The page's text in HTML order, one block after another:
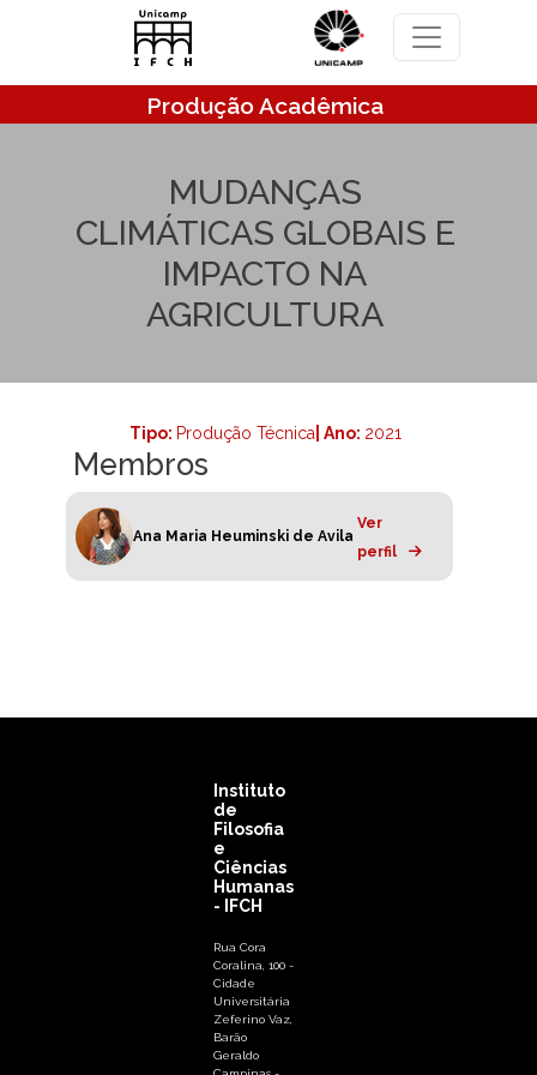
Pular para o conteúdo principal
Produção Acadêmica
MUDANÇAS
CLIMÁTICAS GLOBAIS E
IMPACTO NA
AGRICULTURA
Tipo: Produção Técnica | Ano: 2021
Membros
Ana Maria Heuminski de Avila
Ver
perfil
Instituto
de
Filosofia
e
Ciências
Humanas
- IFCH
Rua Cora
Coralina, 100 -
Cidade
Universitária
Zeferino Vaz,
Barão
Geraldo